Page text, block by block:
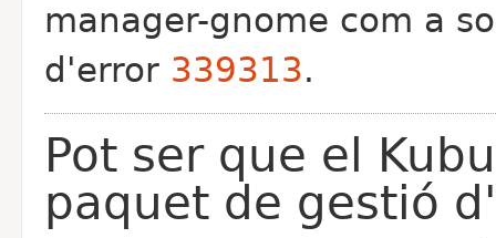
manager-gnome com a
d'error 339313.
Pot ser que el
paquet de gestió